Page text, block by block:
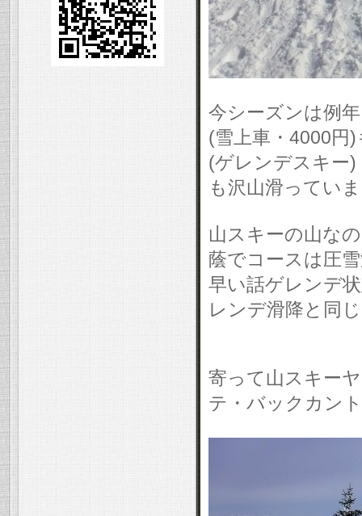
今シーズンは例
(雪上車・4000円
(ゲレンデスキー)
も沢山滑ってい
山スキーの山な
蔭でコースは圧
早い話ゲレンデ
レンデ滑降と同
寄って山スキー
テ・バックカン